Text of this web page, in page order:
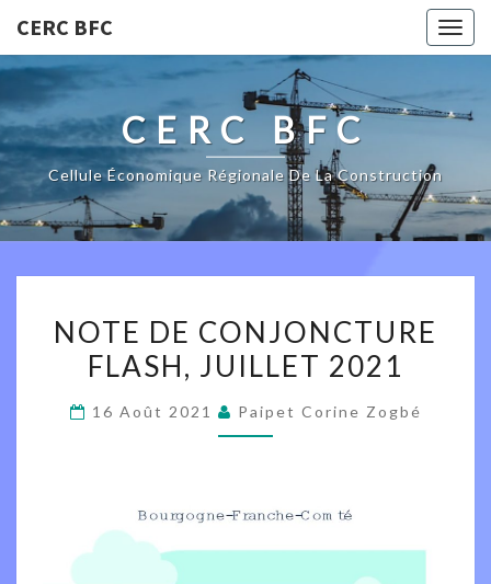
CERC BFC
CERC BFC
Cellule Économique Régionale De La Construction
DE
CONJONCTURE
JUILLET
NOTE DE CONJONCTURE
FLASH, JUILLET 2021
16 Août 2021 Paipet Corine Zogbé